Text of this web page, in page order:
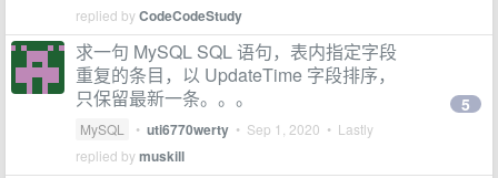
replied byCodeCodeStudy
求一句 MySQL SQL 语句，表内指定字段
重复的条目，以 UpdateTime 字段排序，
只保留最新一条。。。
MySQL • uti6770werty • Sep 1, 2020 • Lastly
replied bymuskill
5